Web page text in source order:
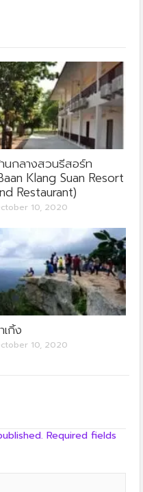
นกลางสวนรีสอร์ท
Klang Suan Resort
Restaurant)
10, 2020
เกิ้ง
10, 2020
Required fields